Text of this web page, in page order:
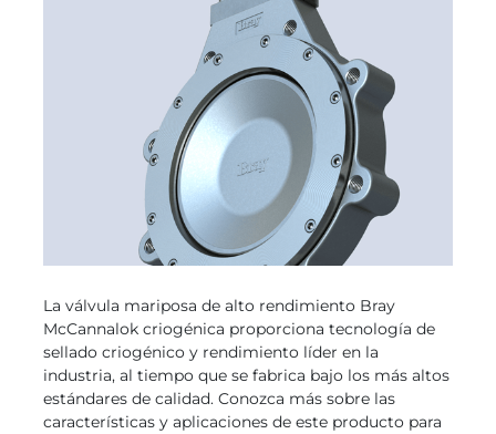
La válvula mariposa de alto rendimiento Bray
McCannalok criogénica proporciona tecnología de
sellado criogénico y rendimiento líder en la
industria, al tiempo que se fabrica bajo los más altos
estándares de calidad. Conozca más sobre las
características y aplicaciones de este producto para